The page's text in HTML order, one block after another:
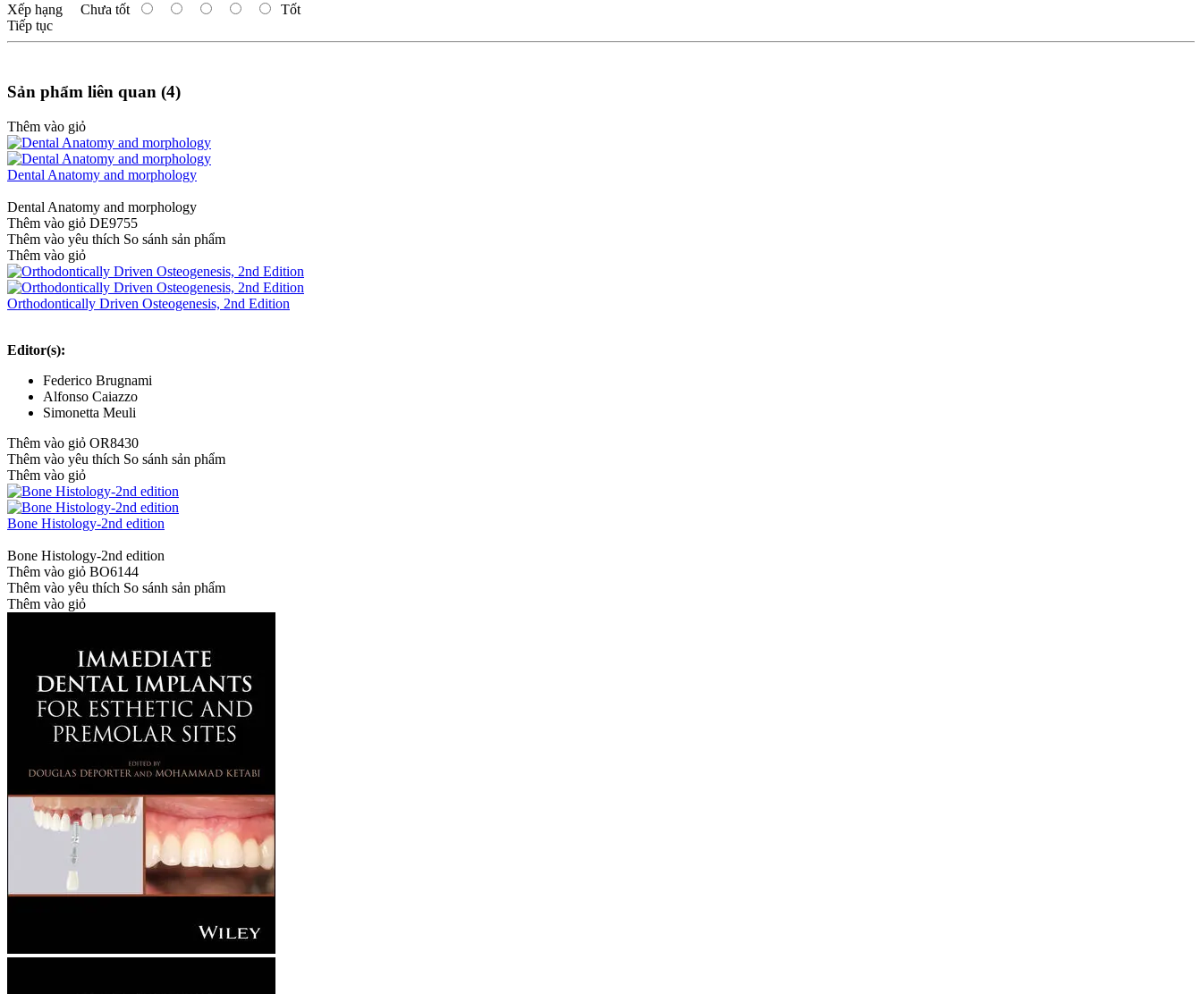
Xếp hạng Chưa tốt
Tốt
Tiếp tục
Sản phẩm liên quan (4)
Thêm vào giỏ
Dental Anatomy and morphology
Dental Anatomy and morphology
Thêm vào giỏ DE9755
Thêm vào yêu thích So sánh sản phẩm
Thêm vào giỏ
Orthodontically Driven Osteogenesis, 2nd Edition
Editor(s):
Federico Brugnami
Alfonso Caiazzo
Simonetta Meuli
Thêm vào giỏ OR8430
Thêm vào yêu thích So sánh sản phẩm
Thêm vào giỏ
Bone Histology-2nd edition
Bone Histology-2nd edition
Thêm vào giỏ BO6144
Thêm vào yêu thích So sánh sản phẩm
Thêm vào giỏ